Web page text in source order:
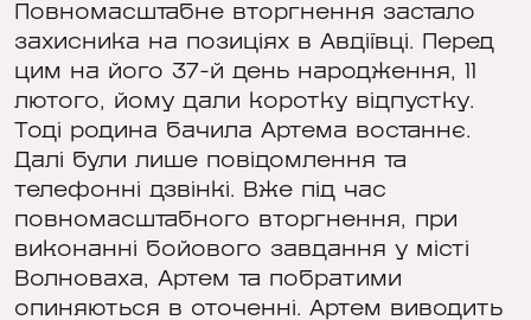
Повномасштабне вторгнення застало
захисника на позиціях в Авдіївці. Перед
цим на його 37-й день народження, 11
лютого, йому дали коротку відпустку.
Тоді родина бачила Артема востаннє.
Далі були лише повідомлення та
телефонні дзвінкі. Вже під час
повномасштабного вторгнення, при
виконанні бойового завдання у місті
Волноваха, Артем та побратими
опиняються в оточенні. Артем виводить